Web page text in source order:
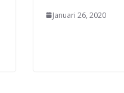
Januari 26, 2020